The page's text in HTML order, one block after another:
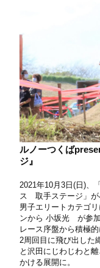
ルノーつくば
ジ』
2021年10月3日(日)、
ス 取手ステージ」が
男子エリートカテゴ
ンから 小坂光 が参加
レース序盤から積極
2周回目に飛び出した
と沢田にじわじわと
かける展開に。